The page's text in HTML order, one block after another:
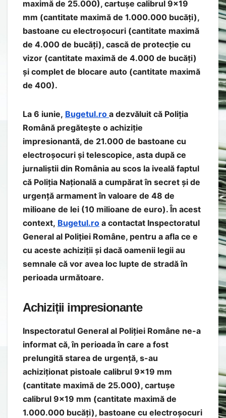
maximă de 25.000), cartușe calibrul 9×19
mm (cantitate maximă de 1.000.000 bucăți),
bastoane cu electroșocuri (cantitate maximă
de 4.000 de bucăți), cască de protecție cu
vizor (cantitate maximă de 4.000 de bucăți)
și complet de blocare auto (cantitate maximă
de 400).
La 6 iunie, Bugetul.ro a dezvăluit că Poliția
Română pregătește o achiziție
impresionantă, de 21.000 de bastoane cu
electroșocuri și telescopice, asta după ce
jurnaliștii din România au scos la iveală faptul
că Poliția Națională a cumpărat în secret și de
urgență armament în valoare de 48 de
milioane de lei (10 milioane de euro). În acest
context, Bugetul.ro a contactat Inspectoratul
General al Poliției Române, pentru a afla ce e
cu aceste achiziții și dacă oamenii legii au
semnale că vor avea loc lupte de stradă în
perioada următoare.
Achiziții impresionante
Inspectoratul General al Poliției Române ne-a
informat că, în perioada în care a fost
prelungită starea de urgență, s-au
achiziționat pistoale calibrul 9×19 mm
(cantitate maximă de 25.000), cartușe
calibrul 9×19 mm (cantitate maximă de
1.000.000 bucăți), bastoane cu electroșocuri